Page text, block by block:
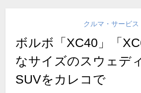
クルマ・サービス
ボルボ「XC40」「
なサイズのスウェデ
SUVをカレコで